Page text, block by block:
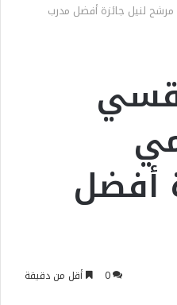
لنيل جائزة أفضل مدرب
أفضل
0 أقل من دقيقة